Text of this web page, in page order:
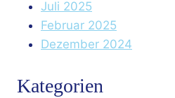
Juli 2025
Februar 2025
Dezember 2024
Kategorien